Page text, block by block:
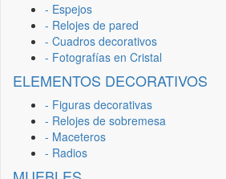
- Espejos
- Relojes de pared
- Cuadros decorativos
- Fotografías en Cristal
ELEMENTOS DECORATIVOS
- Figuras decorativas
- Relojes de sobremesa
- Maceteros
- Radios